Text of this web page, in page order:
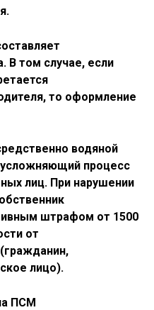
В том случае, если
то оформление
водяной
процесс
лиц. При нарушении
штрафом от 1500
от
лицо).
ПСМ